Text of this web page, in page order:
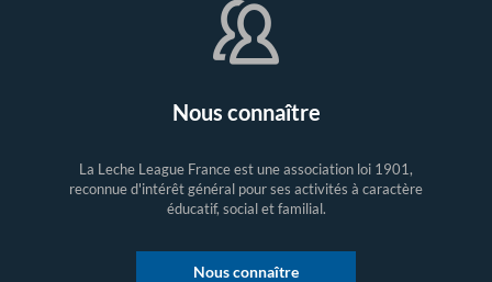
Nous connaître
La Leche League France est une association loi 1901,
reconnue d'intérêt général pour ses activités à caractère
éducatif, social et familial.
Nous connaître